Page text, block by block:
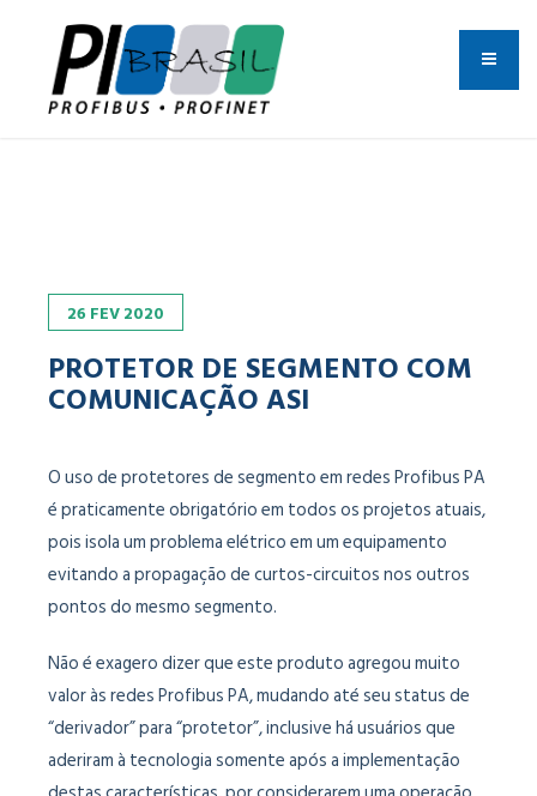
26 FEV2020
PROTETOR DE SEGMENTO COM
COMUNICAÇÃO ASI
O uso de protetores de segmento em redes Profibus PA
é praticamente obrigatório em todos os projetos atuais,
pois isola um problema elétrico em um equipamento
evitando a propagação de curtos-circuitos nos outros
pontos do mesmo segmento.
Não é exagero dizer que este produto agregou muito
valor às redes Profibus PA, mudando até seu status de
“derivador” para “protetor”, inclusive há usuários que
aderiram à tecnologia somente após a implementação